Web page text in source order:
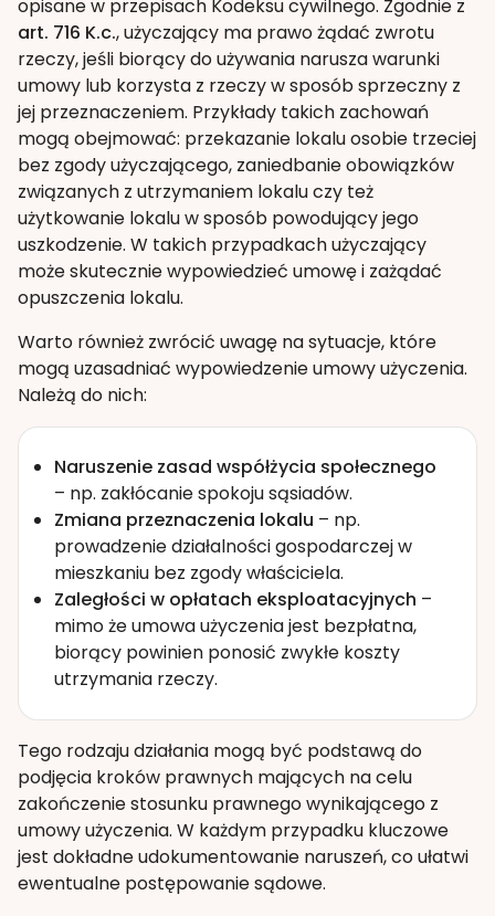
opisane w przepisach Kodeksu cywilnego. Zgodnie z
art. 716 K.c., użyczający ma prawo żądać zwrotu
rzeczy, jeśli biorący do używania narusza warunki
umowy lub korzysta z rzeczy w sposób sprzeczny z
jej przeznaczeniem. Przykłady takich zachowań
mogą obejmować: przekazanie lokalu osobie trzeciej
bez zgody użyczającego, zaniedbanie obowiązków
związanych z utrzymaniem lokalu czy też
użytkowanie lokalu w sposób powodujący jego
uszkodzenie. W takich przypadkach użyczający
może skutecznie wypowiedzieć umowę i zażądać
opuszczenia lokalu.
Warto również zwrócić uwagę na sytuacje, które
mogą uzasadniać wypowiedzenie umowy użyczenia.
Należą do nich:
Naruszenie zasad współżycia społecznego
– np. zakłócanie spokoju sąsiadów.
Zmiana przeznaczenia lokalu – np.
prowadzenie działalności gospodarczej w
mieszkaniu bez zgody właściciela.
Zaległości w opłatach eksploatacyjnych –
mimo że umowa użyczenia jest bezpłatna,
biorący powinien ponosić zwykłe koszty
utrzymania rzeczy.
Tego rodzaju działania mogą być podstawą do
podjęcia kroków prawnych mających na celu
zakończenie stosunku prawnego wynikającego z
umowy użyczenia. W każdym przypadku kluczowe
jest dokładne udokumentowanie naruszeń, co ułatwi
ewentualne postępowanie sądowe.